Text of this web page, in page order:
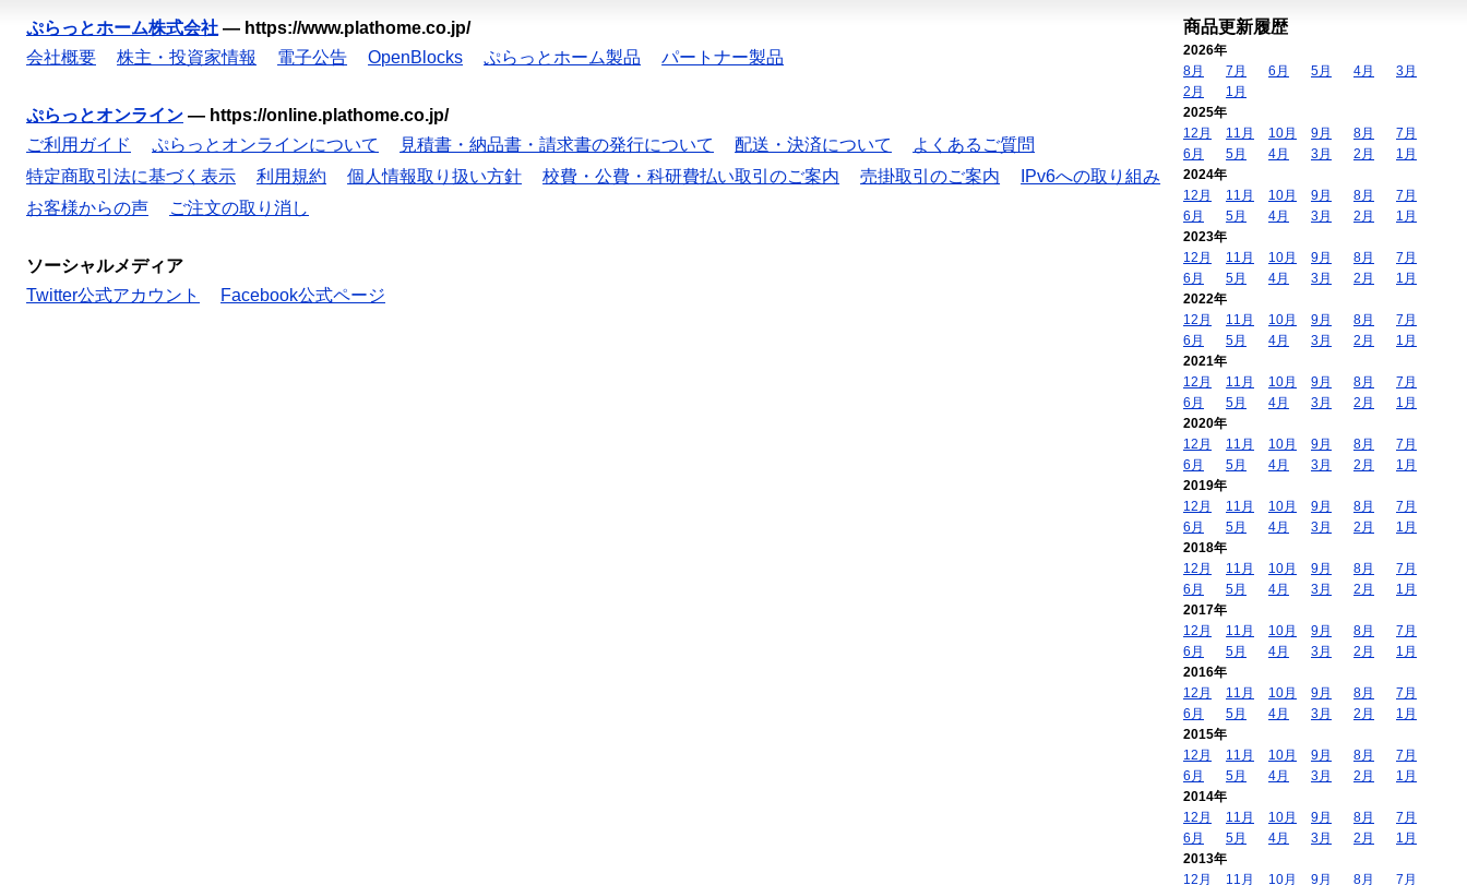
ぷらっとホーム株式会社 — https://www.plathome.co.jp/
会社概要
株主・投資家情報 電子公告 OpenBlocks ぷらっとホーム製品 パートナー製品
ぷらっとオンライン — https://online.plathome.co.jp/
ご利用ガイド
ぷらっとオンラインについて 見積書・納品書・請求書の発行について 配送・決済について
よくあるご質問
特定商取引法に基づく表示
利用規約 個人情報取り扱い方針 校費・公費・科研費払い取引のご案内 売掛取引のご案内
IPv6への取り組み
お客様からの声
ご注文の取り消し
ソーシャルメディア
Twitter公式アカウント
Facebook公式ページ
商品更新履歴
2026年
8月
7月 6月 5月 4月
3月
2月
1月
2025年
12月
11月 10月 9月 8月
7月
6月
5月 4月 3月 2月
1月
2024年
12月
11月 10月 9月 8月
7月
6月
5月 4月 3月 2月
1月
2023年
12月
11月 10月 9月 8月
7月
6月
5月 4月 3月 2月
1月
2022年
12月
11月 10月 9月 8月
7月
6月
5月 4月 3月 2月
1月
2021年
12月
11月 10月 9月 8月
7月
6月
5月 4月 3月 2月
1月
2020年
12月
11月 10月 9月 8月
7月
6月
5月 4月 3月 2月
1月
2019年
12月
11月 10月 9月 8月
7月
6月
5月 4月 3月 2月
1月
2018年
12月
11月 10月 9月 8月
7月
6月
5月 4月 3月 2月
1月
2017年
12月
11月 10月 9月 8月
7月
6月
5月 4月 3月 2月
1月
2016年
12月
11月 10月 9月 8月
7月
6月
5月 4月 3月 2月
1月
2015年
12月
11月 10月 9月 8月
7月
6月
5月 4月 3月 2月
1月
2014年
12月
11月 10月 9月 8月
7月
6月
5月 4月 3月 2月
1月
2013年
12月
11月 10月 9月 8月 7月